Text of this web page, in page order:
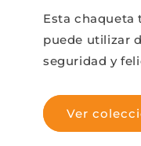
Esta chaqueta
puede utilizar
seguridad y
Ver